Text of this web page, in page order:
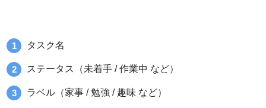
タスク名
ステータス（未着手 / 作業中 など）
ラベル（家事 / 勉強 / 趣味 など）